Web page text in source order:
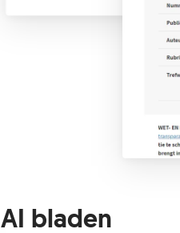
AI bladen